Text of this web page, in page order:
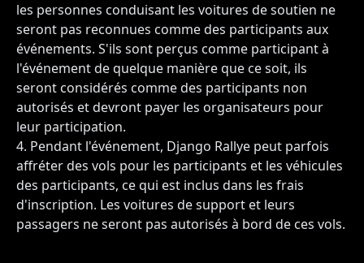
les personnes conduisant les voitures de soutien ne
seront pas reconnues comme des participants aux
événements. S'ils sont perçus comme participant à
l'événement de quelque manière que ce soit, ils
seront considérés comme des participants non
autorisés et devront payer les organisateurs pour
leur participation.
Pendant l'événement, Django Rallye peut parfois
affréter des vols pour les participants et les véhicules
des participants, ce qui est inclus dans les frais
d'inscription. Les voitures de support et leurs
passagers ne seront pas autorisés à bord de ces vols.